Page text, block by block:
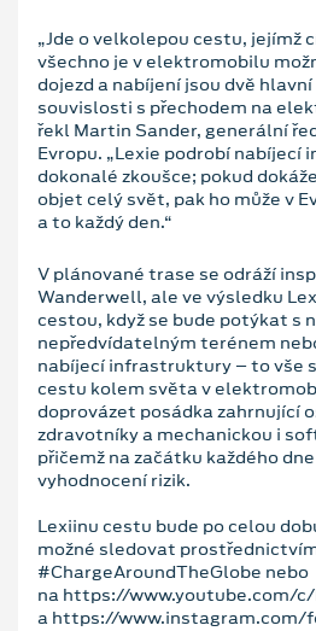
„Jde o velkolepou cestu, jejímž
všechno je v elektromobilu
dojezd a nabíjení jsou dvě
souvislosti s přechodem na
řekl Martin Sander, generální
Evropu. „Lexie podrobí
dokonalé zkoušce; pokud
objet celý svět, pak ho může v
a to každý den.“
V plánované trase se odráží
Wanderwell, ale ve výsledku
cestou, když se bude potýkat s
nepředvídatelným terénem
nabíjecí infrastruktury – to vše
cestu kolem světa v
doprovázet posádka zahrnující
zdravotníky a mechanickou i
přičemž na začátku každého
vyhodnocení rizik.
Lexiinu cestu bude po celou
možné sledovat
#ChargeAroundTheGlobe nebo
na https://www.youtube.com/
a https://www.instagram.com/